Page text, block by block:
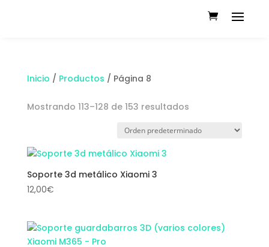
Inicio / Productos / Página 8
Mostrando 113–128 de 153 resultados
Soporte 3d metálico Xiaomi 3
12,00€